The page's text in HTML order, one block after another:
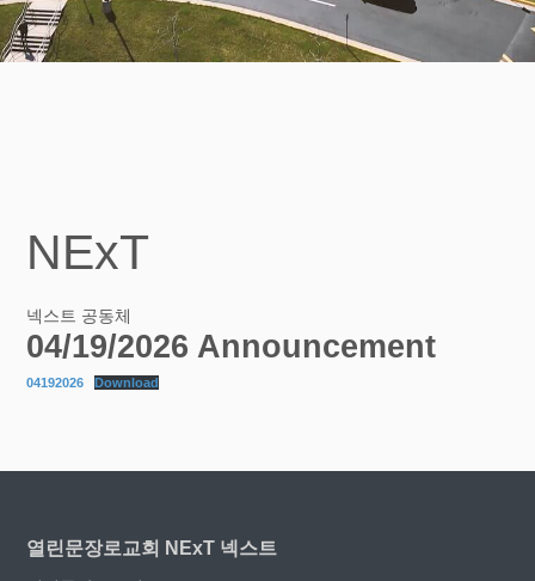
NExT
넥스트 공동체
04/19/2026 Announcement
04192026 Download
열린문장로교회 NExT 넥스트